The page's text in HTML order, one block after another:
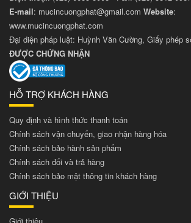
E-mail: mucincuongphat@gmail.com Website:
www.mucincuongphat.com
Đại diện pháp luật: Huỳnh Văn Cường, Giấy phép
ĐƯỢC CHỨNG NHẬN
HỖ TRỢ KHÁCH HÀNG
Quy định và hình thức thanh toán
Chính sách vận chuyển, giao nhận hàng hóa
Chính sách bảo hành sản phẩm
Chính sách đổi và trả hàng
Chính sách bảo mật thông tin khách hàng
GIỚI THIỆU